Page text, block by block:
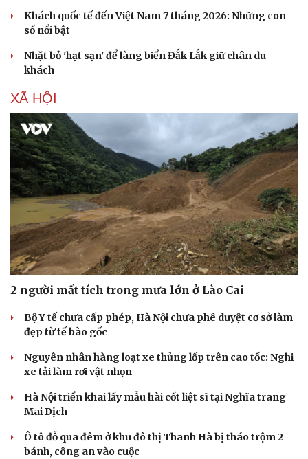
Khách quốc tế đến Việt Nam 7 tháng 2026: Những con
số nổi bật
Nhặt bỏ 'hạt sạn' để làng biển Đắk Lắk giữ chân du
khách
XÃ HỘI
2 người mất tích trong mưa lớn ở Lào Cai
Bộ Y tế chưa cấp phép, Hà Nội chưa phê duyệt cơ sở làm
đẹp từ tế bào gốc
Nguyên nhân hàng loạt xe thủng lốp trên cao tốc: Nghi
xe tải làm rơi vật nhọn
Hà Nội triển khai lấy mẫu hài cốt liệt sĩ tại Nghĩa trang
Mai Dịch
Ô tô đỗ qua đêm ở khu đô thị Thanh Hà bị tháo trộm 2
bánh, công an vào cuộc